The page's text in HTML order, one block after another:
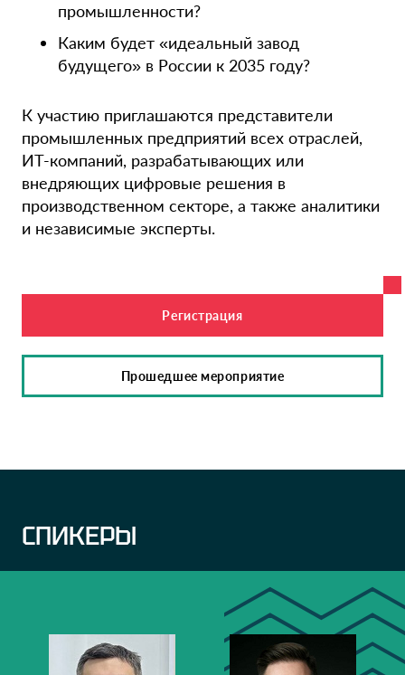
промышленности?
Каким будет «идеальный завод
будущего» в России к 2035 году?
К участию приглашаются представители
промышленных предприятий всех отраслей,
ИТ-компаний, разрабатывающих или
внедряющих цифровые решения в
производственном секторе, а также аналитики
и независимые эксперты.
Регистрация
Прошедшее мероприятие
СПИКЕРЫ